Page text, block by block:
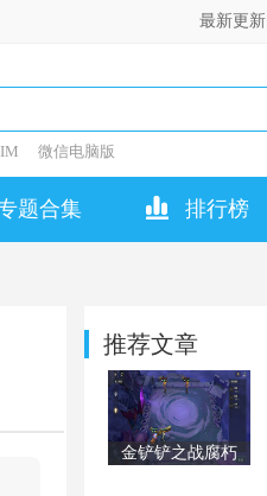
最新更新
微信电脑版
题合集 排行榜
推荐文章
金铲铲之战腐朽